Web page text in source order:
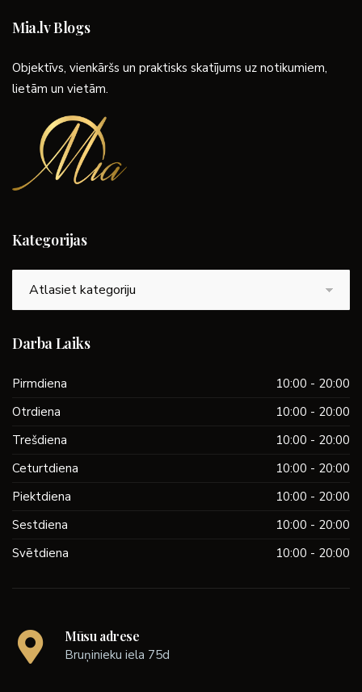
Mia.lv Blogs
Objektīvs, vienkāršs un praktisks skatījums uz notikumiem,
lietām un vietām.
Kategorijas
Darba Laiks
Pirmdiena
10:00 - 20:00
Otrdiena
10:00 - 20:00
Trešdiena
10:00 - 20:00
Ceturtdiena
10:00 - 20:00
Piektdiena
10:00 - 20:00
Sestdiena
10:00 - 20:00
Svētdiena
10:00 - 20:00
Mūsu adrese
Bruņinieku iela 75d